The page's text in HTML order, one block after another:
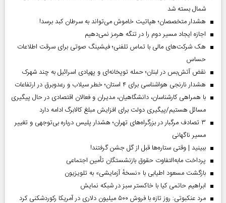
شمال بسته شد
هشدار متخصصان؛ هپاتیت خاموش می‌تواند به سرطان کبد برسد!
اجازه ایجاد مسیر دوم را در تنگه هرمز نمی‌دهیم
هک شرکت‌های مالی با تماس تلفنی؛ فیشینگ صوتی برای سرقت اطلاعات
حساس
نقض آتش‌بس در لبنان؛ حمله توپخانه‌ای و پهپادی اسرائیل به چند شهرک
هشدار نارنجی هواشناسی برای ۴ استان؛ خطر سیلاب و رعدوبرق در ارتفاعات
با همراهی کارشناسان، دانشگاهیان، مدیران و فعالان اقتصادی در حال پیگیری
مسائل هستیم/پیگیری دولت برای افزایش مبلغ کالابرگ ادامه دارد
۳ تصادف مرگبار در بزرگراه‌های تهران؛ هشدار پلیس درباره بی‌توجهی و تغییر
مسیر ناگهانی
ببینید | وقتی ستاره‌ها قبل از گل جشن گرفتند!
پرداخت مابه‌التفاوت حقوق بازنشستگان تأمین اجتماعی
بازگشت مسعود اطیابی با «نسخهٔ آزمایشی» به تلویزیون
ابراهیم حاتمی کیا با خاکستر سبز در شبکه نمایش
مرد عنکبوتی: روز تازه با فروش ۵۰۰ میلیون دلاری در آمریکا رکوردشکنی کرد